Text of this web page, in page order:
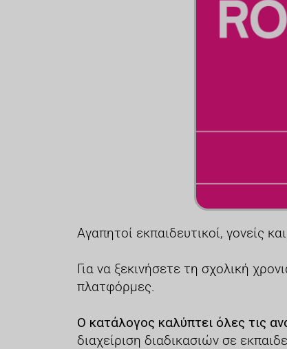
Αγαπητοί εκπαιδευτικοί, γονείς
Για να ξεκινήσετε τη σχολική
πλατφόρμες.
Ο κατάλογος καλύπτει όλες τις
διαχείριση διαδικασιών σε